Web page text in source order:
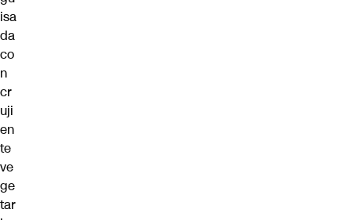
isa
da
co
n
cr
uji
en
te
ve
ge
tar